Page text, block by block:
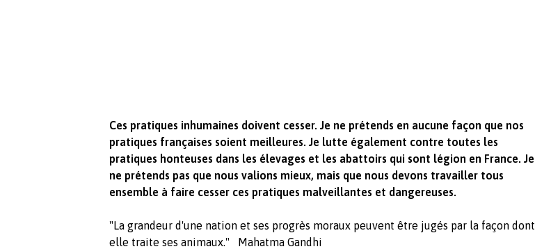
Ces pratiques inhumaines doivent cesser. Je ne prétends en aucune façon que nos
pratiques françaises soient meilleures. Je lutte également contre toutes les
pratiques honteuses dans les élevages et les abattoirs qui sont légion en France. Je
ne prétends pas que nous valions mieux, mais que nous devons travailler tous
ensemble à faire cesser ces pratiques malveillantes et dangereuses.
"La grandeur d'une nation et ses progrès moraux peuvent être jugés par la façon dont
elle traite ses animaux." Mahatma Gandhi